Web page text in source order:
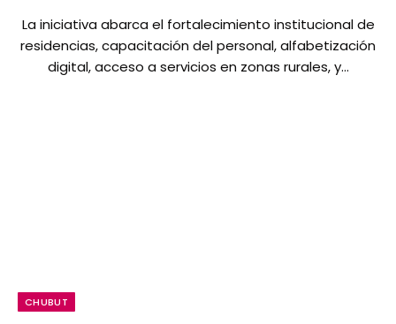
La iniciativa abarca el fortalecimiento institucional de
residencias, capacitación del personal, alfabetización
digital, acceso a servicios en zonas rurales, y…
CHUBUT